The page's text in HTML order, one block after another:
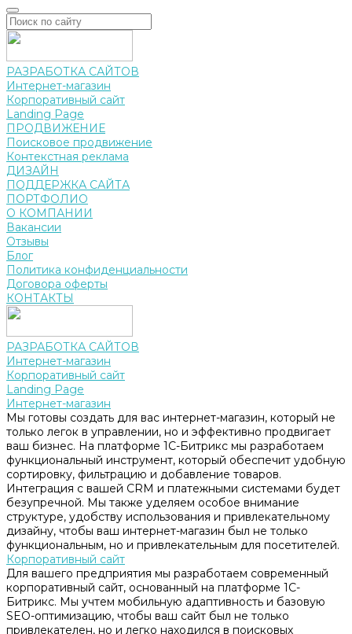
РАЗРАБОТКА САЙТОВ
Интернет-магазин
Корпоративный сайт
Landing Page
ПРОДВИЖЕНИЕ
Поисковое продвижение
Контекстная реклама
ДИЗАЙН
ПОДДЕРЖКА САЙТА
ПОРТФОЛИО
О КОМПАНИИ
Вакансии
Отзывы
Блог
Политика конфиденциальности
Договора оферты
КОНТАКТЫ
РАЗРАБОТКА САЙТОВ
Интернет-магазин
Корпоративный сайт
Landing Page
Интернет-магазин
Мы готовы создать для вас интернет-магазин, который не
только легок в управлении, но и эффективно продвигает
ваш бизнес. На платформе 1С-Битрикс мы разработаем
функциональный инструмент, который обеспечит удобную
сортировку, фильтрацию и добавление товаров.
Интеграция с вашей CRM и платежными системами будет
безупречной. Мы также уделяем особое внимание
структуре, удобству использования и привлекательному
дизайну, чтобы ваш интернет-магазин был не только
функциональным, но и привлекательным для посетителей.
Корпоративный сайт
Для вашего предприятия мы разработаем современный
корпоративный сайт, основанный на платформе 1С-
Битрикс. Мы учтем мобильную адаптивность и базовую
SEO-оптимизацию, чтобы ваш сайт был не только
привлекателен, но и легко находился в поисковых